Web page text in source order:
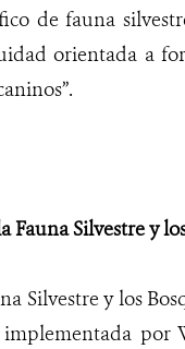
de fauna
orientada a
Fauna Silvestre y
Silvestre y los
por